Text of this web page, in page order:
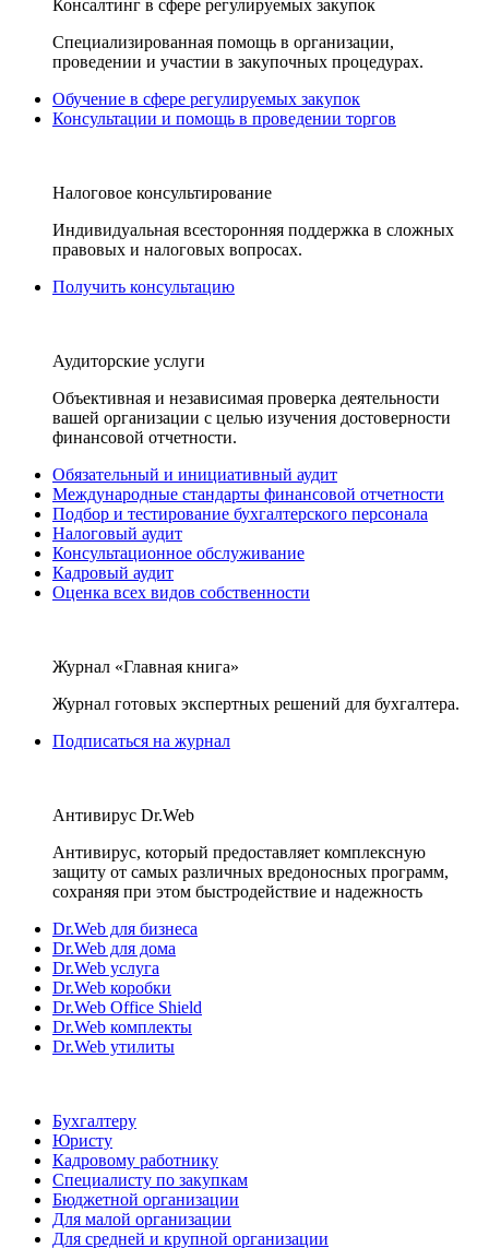
Консалтинг в сфере регулируемых закупок
Специализированная помощь в организации,
проведении и участии в закупочных процедурах.
Обучение в сфере регулируемых закупок
Консультации и помощь в проведении торгов
Налоговое консультирование
Индивидуальная всесторонняя поддержка в сложных
правовых и налоговых вопросах.
Получить консультацию
Аудиторские услуги
Объективная и независимая проверка деятельности
вашей организации с целью изучения достоверности
финансовой отчетности.
Обязательный и инициативный аудит
Международные стандарты финансовой отчетности
Подбор и тестирование бухгалтерского персонала
Налоговый аудит
Консультационное обслуживание
Кадровый аудит
Оценка всех видов собственности
Журнал «Главная книга»
Журнал готовых экспертных решений для бухгалтера.
Подписаться на журнал
Антивирус Dr.Web
Антивирус, который предоставляет комплексную
защиту от самых различных вредоносных программ,
сохраняя при этом быстродействие и надежность
Dr.Web для бизнеса
Dr.Web для дома
Dr.Web услуга
Dr.Web коробки
Dr.Web Office Shield
Dr.Web комплекты
Dr.Web утилиты
Бухгалтеру
Юристу
Кадровому работнику
Специалисту по закупкам
Бюджетной организации
Для малой организации
Для средней и крупной организации